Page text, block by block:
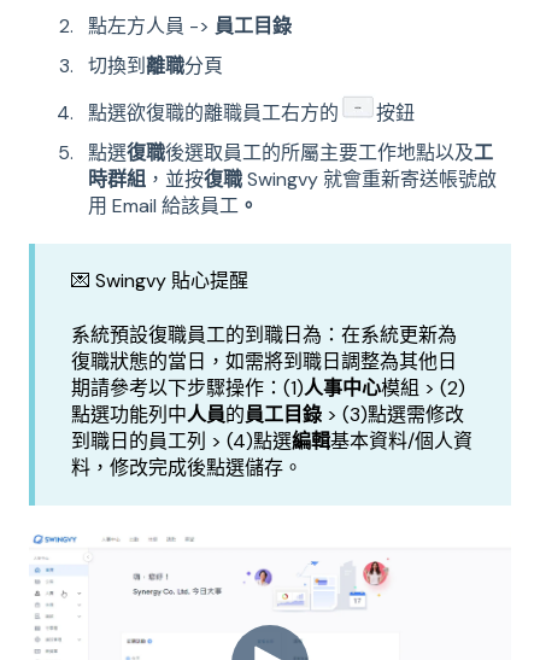
點左方人員 -> 員工目錄
切換到離職分頁
點選欲復職的離職員工右方的
按鈕
點選復職後選取員工的所屬主要工作地點以及工
時群組 ，並按復職Swingvy 就會重新寄送帳號啟
用 Email 給該員工 。
💌 Swingvy 貼心提醒
系統預設復職員工的到職日為：在系統更新為
復職狀態的當日，如需將到職日調整為其他日
期請參考以下步驟操作：(1)人事中心模組 > (2)
點選功能列中人員的員工目錄 > (3)點選需修改
到職日的員工列 > (4)點選編輯基本資料/個人資
料，修改完成後點選儲存。